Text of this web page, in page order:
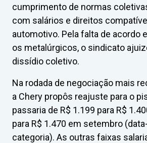
cumprimento de normas
com salários e direitos
automotivo. Pela falta de acordo
os metalúrgicos, o sindicato
dissídio coletivo.
Na rodada de negociação mais
a Chery propôs reajuste para o
passaria de R$ 1.199 para R$
para R$ 1.470 em setembro
categoria). As outras faixas